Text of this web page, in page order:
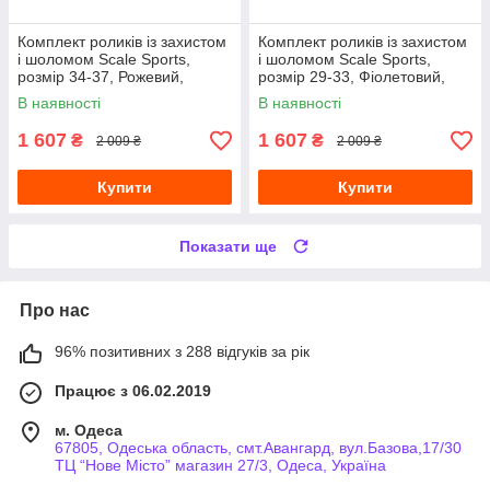
Комплект роликів із захистом
і шоломом Scale Sports,
розмір 34-37, Рожевий,
колеса що світяться
В наявності
1 607 ₴ 2 009 ₴
Купити
Комплект роликів із захистом
і шоломом Scale Sports,
розмір 29-33, Фіолетовий,
колеса що світяться
В наявності
1 607 ₴ 2 009 ₴
Купити
Показати ще
Про нас
96% позитивних з 288 відгуків за рік
Працює з 06.02.2019
м. Одеса
67805, Одеська область, смт.Авангард, вул.Базова,17/30
ТЦ “Нове Місто” магазин 27/3, Одеса, Україна